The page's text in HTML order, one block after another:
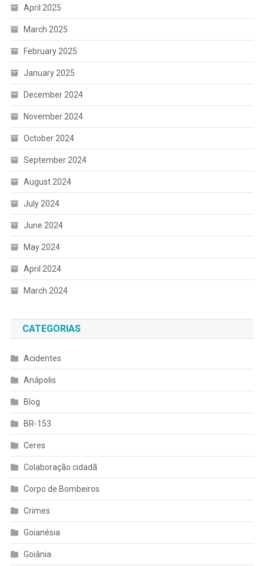
April 2025
March 2025
February 2025
January 2025
December 2024
November 2024
October 2024
September 2024
August 2024
July 2024
June 2024
May 2024
April 2024
March 2024
CATEGORIAS
Acidentes
Anápolis
Blog
BR-153
Ceres
Colaboração cidadã
Corpo de Bombeiros
Crimes
Goianésia
Goiânia